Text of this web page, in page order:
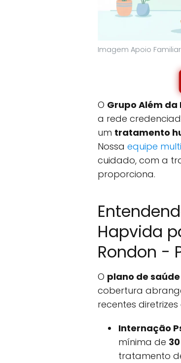
Imagem Apoio
O Grupo Além
a rede
um tratamento
Nossa equipe
cuidado, com a
proporciona.
Hapvida
Rondon -
O plano de
cobertura
recentes diretrizes
Internação
mínima de
tratamento